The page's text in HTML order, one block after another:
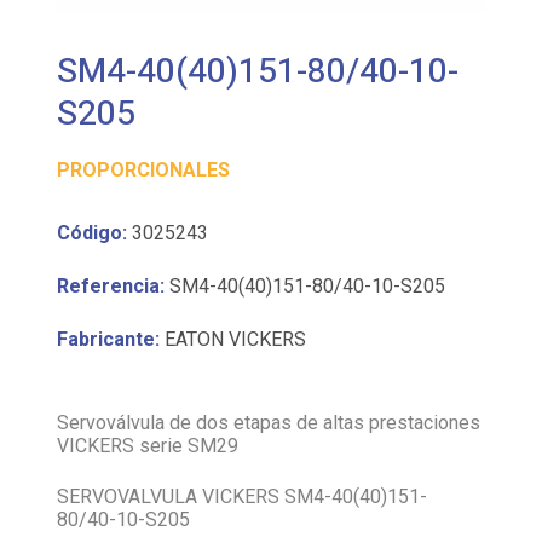
SM4-40(40)151-80/40-10-
S205
PROPORCIONALES
Código: 3025243
Referencia: SM4-40(40)151-80/40-10-S205
Fabricante: EATON VICKERS
Servoválvula de dos etapas de altas prestaciones
VICKERS serie SM29
SERVOVALVULA VICKERS SM4-40(40)151-
80/40-10-S205